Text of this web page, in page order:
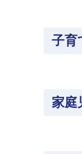
子育
家庭